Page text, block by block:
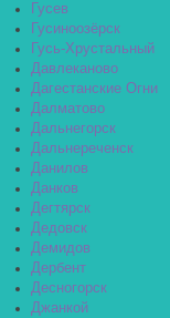
Гусев
Гусиноозёрск
Гусь-Хрустальный
Давлеканово
Дагестанские Огни
Далматово
Дальнегорск
Дальнереченск
Данилов
Данков
Дегтярск
Дедовск
Демидов
Дербент
Десногорск
Джанкой